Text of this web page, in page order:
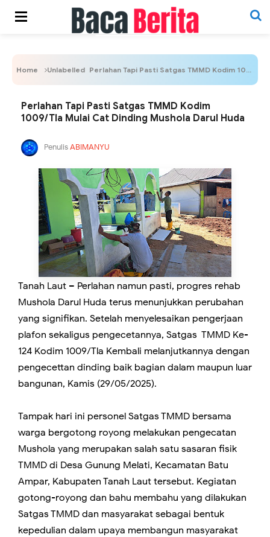
Home Unlabelled Perlahan Tapi Pasti Satgas TMMD Kodim 1009/Tla Mulai Cat Dinding Mushola Darul Huda
Perlahan Tapi Pasti Satgas TMMD Kodim
1009/Tla Mulai Cat Dinding Mushola Darul Huda
PenulisABIMANYU
Tanah Laut – Perlahan namun pasti, progres rehab
Mushola Darul Huda terus menunjukkan perubahan
yang signifikan. Setelah menyelesaikan pengerjaan
plafon sekaligus pengecetannya, Satgas TMMD Ke-
124 Kodim 1009/Tla Kembali melanjutkannya dengan
pengecettan dinding baik bagian dalam maupun luar
bangunan, Kamis (29/05/2025).
Tampak hari ini personel Satgas TMMD bersama
warga bergotong royong melakukan pengecatan
Mushola yang merupakan salah satu sasaran fisik
TMMD di Desa Gunung Melati, Kecamatan Batu
Ampar, Kabupaten Tanah Laut tersebut. Kegiatan
gotong-royong dan bahu membahu yang dilakukan
Satgas TMMD dan masyarakat sebagai bentuk
kepedulian dalam upaya membangun masyarakat